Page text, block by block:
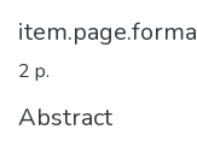
2 p.
Abstract